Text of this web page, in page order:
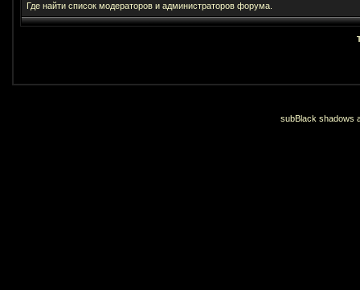
Где найти список модераторов и администраторов форума.
subBlack shadows